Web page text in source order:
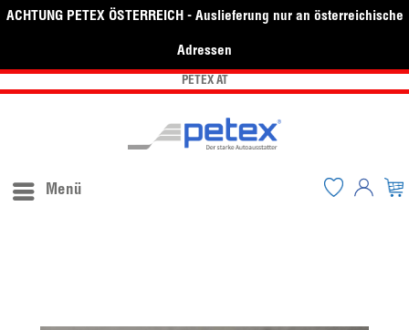
ACHTUNG PETEX ÖSTERREICH - Auslieferung nur an österreichische
Adressen
PETEX AT
Menü